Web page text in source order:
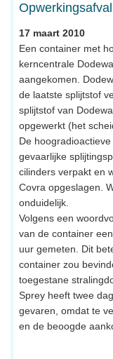
17 maart 2010
Een container met
kerncentrale
aangekomen.
de laatste splijtstof
splijtstof van
opgewerkt (het
De
gevaarlijke
cilinders verpakt en
Covra opgeslagen.
onduidelijk.
Volgens een
van de container
uur gemeten. Dit
container zou
toegestane
Sprey heeft twee
gevaren, omdat te
en de beoogde